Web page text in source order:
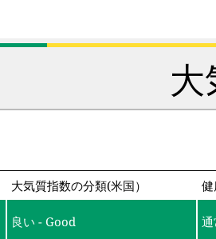
大気質指数の分類(米国） 健
良い - Good